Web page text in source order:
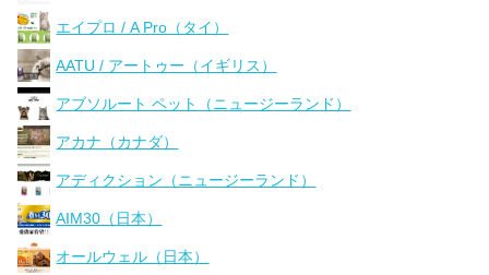
エイプロ / A Pro（タイ）
AATU / アートゥー（イギリス）
アブソルート ペット（ニュージーランド）
アカナ（カナダ）
アディクション（ニュージーランド）
AIM30（日本）
オールウェル（日本）